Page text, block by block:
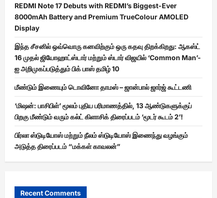
REDMI Note 17 Debuts with REDMI’s Biggest-Ever
8000mAh Battery and Premium TrueColour AMOLED
Display
இந்த சீசனில் ஒவ்வொரு கனவிற்கும் ஒரு கதவு திறக்கிறது: ஆகஸ்ட்
16 முதல் ஜியோஹாட்ஸ்டார் மற்றும் ஸ்டார் விஜயில் ‘Common Man’-
ஐ அறிமுகப்படுத்தும் பிக் பாஸ் தமிழ் 10
மீண்டும் இணையும் டொவினோ தாமஸ் – ஜான்பால் ஜார்ஜ் கூட்டணி
‘மிஷன்: பாசிபிள்’ மூலம் புதிய பரிமாணத்தில், 13 ஆண்டுகளுக்குப்
பிறகு மீண்டும் வரும் கல்ட் கிளாசிக் திரைப்படம் ‘மூடர் கூடம் 2’!
பிர்லா ஸ்டுடியோஸ் மற்றும் நீலம் ஸ்டுடியோஸ் இணைந்து வழங்கும்
அடுத்த திரைப்படம் “மக்கள் காவலன்”
Recent Comments